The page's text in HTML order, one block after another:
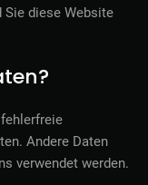
diese Website
Andere Daten
verwendet werden.